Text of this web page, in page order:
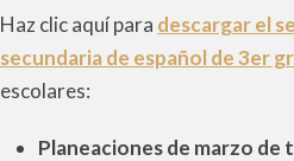
Haz clic aquí para descargar el
secundaria de español de 3er
escolares:
Planeaciones de marzo de